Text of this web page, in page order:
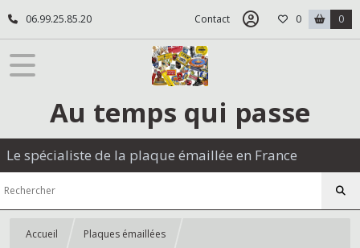
06.99.25.85.20 Contact 0 0
Au temps qui passe
Le spécialiste de la plaque émaillée en France
Accueil Plaques émaillées